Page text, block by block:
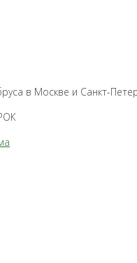
в Москве и Санкт-